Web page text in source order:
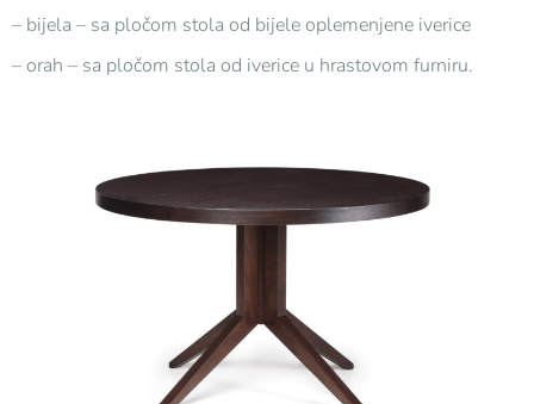
– bijela – sa pločom stola od bijele oplemenjene iverice
– orah – sa pločom stola od iverice u hrastovom furniru.